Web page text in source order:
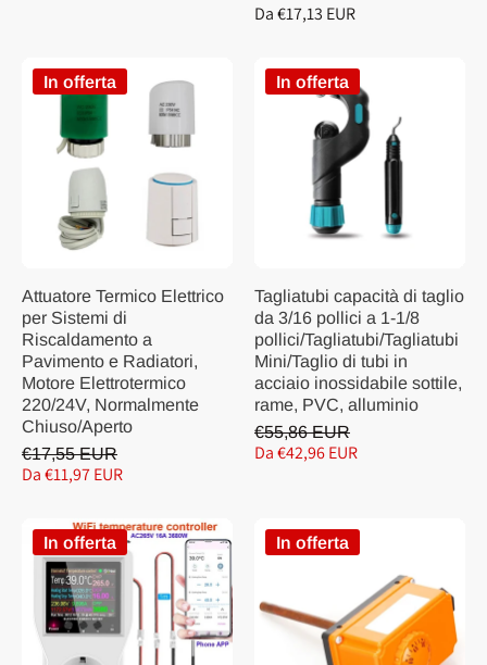
Da €17,13 EUR
In offerta
Attuatore Termico Elettrico
per Sistemi di
Riscaldamento a
Pavimento e Radiatori,
Motore Elettrotermico
220/24V, Normalmente
Chiuso/Aperto
€17,55 EUR
Da €11,97 EUR
In offerta
Tagliatubi capacità di taglio
da 3/16 pollici a 1-1/8
pollici/Tagliatubi/Tagliatubi
Mini/Taglio di tubi in
acciaio inossidabile sottile,
rame, PVC, alluminio
€55,86 EUR
Da €42,96 EUR
In offerta In offerta